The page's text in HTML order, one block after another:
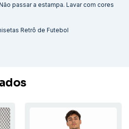
passar a estampa. Lavar com cores
Retrô de Futebol